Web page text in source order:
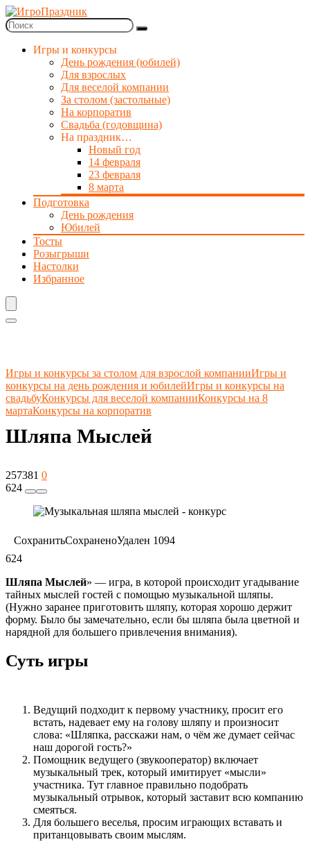
Игры и конкурсы
День рождения (юбилей)
Для взрослых
Для веселой компании
За столом (застольные)
На корпоратив
Свадьба (годовщина)
На праздник…
Новый год
14 февраля
23 февраля
8 марта
Подготовка
День рождения
Юбилей
Тосты
Розыгрыши
Настолки
Избранное
Игры и конкурсы за столом для взрослой компанииИгры и
конкурсы на день рождения и юбилейИгры и конкурсы на
свадьбуКонкурсы для веселой компанииКонкурсы на 8
мартаКонкурсы на корпоратив
Шляпа Мыслей
257381 0
624
СохранитьСохраненоУдален 1094
624
Шляпа Мыслей» — игра, в которой происходит угадывание
тайных мыслей гостей с помощью музыкальной шляпы.
(Нужно заранее приготовить шляпу, которая хорошо держит
форму. Было бы замечательно, если бы шляпа была цветной и
нарядной для большего привлечения внимания).
Суть игры
Ведущий подходит к первому участнику, просит его
встать, надевает ему на голову шляпу и произносит
слова: «Шляпка, расскажи нам, о чём же думает сейчас
наш дорогой гость?»
Помощник ведущего (звукооператор) включает
музыкальный трек, который имитирует «мысли»
участника. Тут главное правильно подобрать
музыкальный отрывок, который заставит всю компанию
смеяться.
Для большего веселья, просим играющих вставать и
пританцовывать своим мыслям.